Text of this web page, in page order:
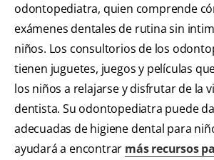
odontopediatra, quien comprende
exámenes dentales de rutina sin
niños. Los consultorios de los
tienen juguetes, juegos y películas
los niños a relajarse y disfrutar de la
dentista. Su odontopediatra puede
adecuadas de higiene dental para
ayudará a encontrar más recursos